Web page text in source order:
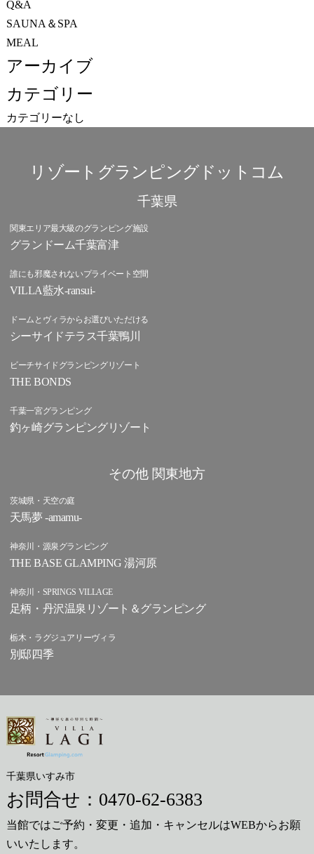
Q&A
SAUNA＆SPA
MEAL
アーカイブ
カテゴリー
カテゴリーなし
リゾートグランピングドットコム
千葉県
関東エリア最大級のグランピング施設
グランドーム千葉富津
誰にも邪魔されないプライベート空間
VILLA藍水-ransui-
ドームとヴィラからお選びいただける
シーサイドテラス千葉鴨川
ビーチサイドグランピングリゾート
THE BONDS
千葉一宮グランピング
釣ヶ崎グランピングリゾート
その他 関東地方
茨城県・天空の庭
天馬夢 -amamu-
神奈川・源泉グランピング
THE BASE GLAMPING 湯河原
神奈川・SPRINGS VILLAGE
足柄・丹沢温泉リゾート＆グランピング
栃木・ラグジュアリーヴィラ
別邸四季
千葉県いすみ市
お問合せ： 0470-62-6383
当館ではご予約・変更・追加・キャンセルはWEBからお願
いいたします。